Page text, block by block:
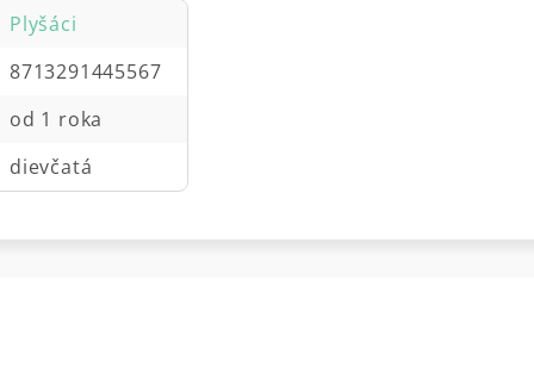
Plyšáci
8713291445567
od 1 roka
dievčatá